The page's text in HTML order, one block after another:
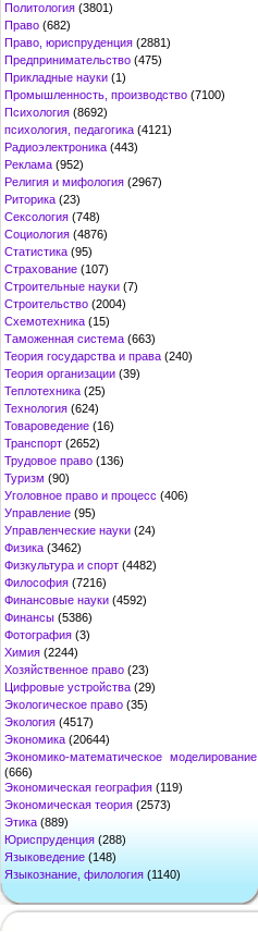
Политология (3801)
Право (682)
Право, юриспруденция (2881)
Предпринимательство (475)
Прикладные науки (1)
Промышленность, производство (7100)
Психология (8692)
психология, педагогика (4121)
Радиоэлектроника (443)
Реклама (952)
Религия и мифология (2967)
Риторика (23)
Сексология (748)
Социология (4876)
Статистика (95)
Страхование (107)
Строительные науки (7)
Строительство (2004)
Схемотехника (15)
Таможенная система (663)
Теория государства и права (240)
Теория организации (39)
Теплотехника (25)
Технология (624)
Товароведение (16)
Транспорт (2652)
Трудовое право (136)
Туризм (90)
Уголовное право и процесс (406)
Управление (95)
Управленческие науки (24)
Физика (3462)
Физкультура и спорт (4482)
Философия (7216)
Финансовые науки (4592)
Финансы (5386)
Фотография (3)
Химия (2244)
Хозяйственное право (23)
Цифровые устройства (29)
Экологическое право (35)
Экология (4517)
Экономика (20644)
Экономико-математическое моделирование
(666)
Экономическая география (119)
Экономическая теория (2573)
Этика (889)
Юриспруденция (288)
Языковедение (148)
Языкознание, филология (1140)